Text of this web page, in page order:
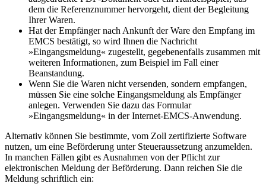
dem die Referenznummer hervorgeht, dient der Begleitung
Ihrer Waren.
Hat der Empfänger nach Ankunft der Ware den Empfang im
EMCS bestätigt, so wird Ihnen die Nachricht
»Eingangsmeldung« zugestellt, gegebenenfalls zusammen mit
weiteren Informationen, zum Beispiel im Fall einer
Beanstandung.
Wenn Sie die Waren nicht versenden, sondern empfangen,
müssen Sie eine solche Eingangsmeldung als Empfänger
anlegen. Verwenden Sie dazu das Formular
»Eingangsmeldung« in der Internet-EMCS-Anwendung.
Alternativ können Sie bestimmte, vom Zoll zertifizierte Software
nutzen, um eine Beförderung unter Steueraussetzung anzumelden.
In manchen Fällen gibt es Ausnahmen von der Pflicht zur
elektronischen Meldung der Beförderung. Dann reichen Sie die
Meldung schriftlich ein: